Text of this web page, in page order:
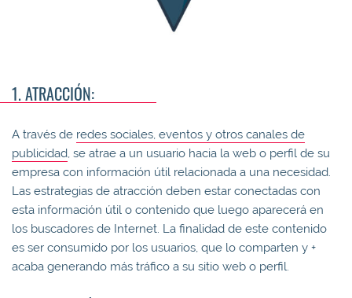
1. ATRACCIÓN:
A través de redes sociales, eventos y otros canales de
publicidad, se atrae a un usuario hacia la web o perfil de su
empresa con información útil relacionada a una necesidad.
Las estrategias de atracción deben estar conectadas con
esta información útil o contenido que luego aparecerá en
los buscadores de Internet. La finalidad de este contenido
es ser consumido por los usuarios, que lo comparten y +
acaba generando más tráfico a su sitio web o perfil.